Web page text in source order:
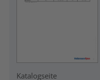
Katalogseite